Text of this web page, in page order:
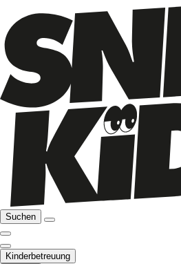
Suchen
Kinderbetreuung